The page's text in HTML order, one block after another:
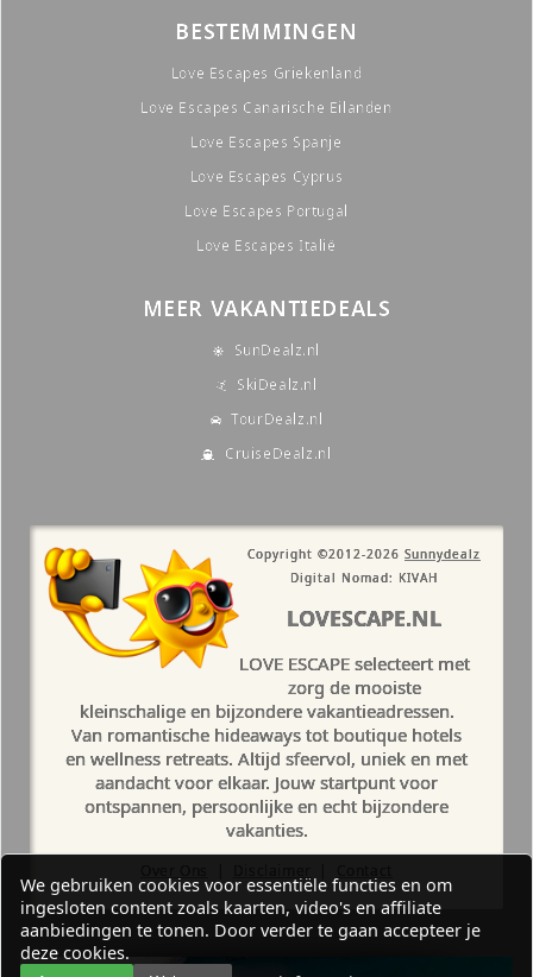
BESTEMMINGEN
Love Escapes Griekenland
Love Escapes Canarische Eilanden
Love Escapes Spanje
Love Escapes Cyprus
Love Escapes Portugal
Love Escapes Italië
MEER VAKANTIEDEALS
SunDealz.nl
SkiDealz.nl
TourDealz.nl
CruiseDealz.nl
Copyright ©2012-2026 Sunnydealz
Digital Nomad: KIVAH
LOVESCAPE.NL
LOVE ESCAPE selecteert met
zorg de mooiste
kleinschalige en bijzondere vakantieadressen.
Van romantische hideaways tot boutique hotels
en wellness retreats. Altijd sfeervol, uniek en met
aandacht voor elkaar. Jouw startpunt voor
ontspannen, persoonlijke en echt bijzondere
vakanties.
We gebruiken cookies voor essentiële functies en om
ingesloten content zoals kaarten, video's en affiliate
aanbiedingen te tonen. Door verder te gaan accepteer je
deze cookies.